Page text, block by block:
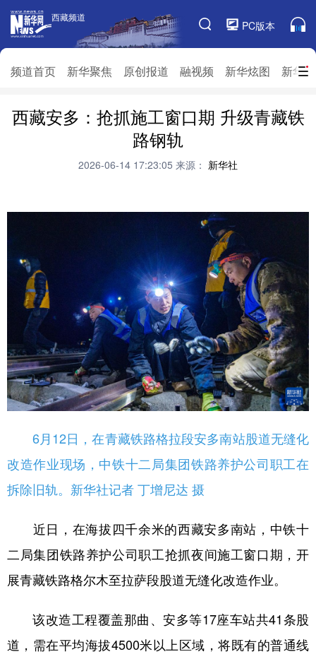
西藏频道
PC版本
频道首页 新华聚焦 原创报道 融视频 新华炫图 新华
西藏频道
频道栏目
频道首页 新华聚焦 原创报道
融视频
新华访谈 新华云直播
生态西藏 文化旅游
西藏安多：抢抓施工窗口期 升级青藏铁
路钢轨
2026-06-14 17:23:05 来源： 新华社
6月12日，在青藏铁路格拉段安多南站股道无缝化
改造作业现场，中铁十二局集团铁路养护公司职工在
拆除旧轨。新华社记者 丁增尼达 摄
近日，在海拔四千余米的西藏安多南站，中铁十
二局集团铁路养护公司职工抢抓夜间施工窗口期，开
展青藏铁路格尔木至拉萨段股道无缝化改造作业。
该改造工程覆盖那曲、安多等17座车站共41条股
道，需在平均海拔4500米以上区域，将既有的普通线